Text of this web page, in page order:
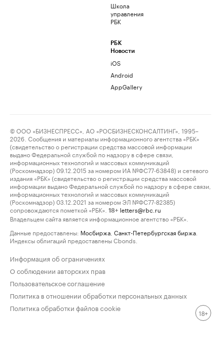
Школа
управления
РБК
РБК
Новости
iOS
Android
AppGallery
© ООО «БИЗНЕСПРЕСС», АО «РОСБИЗНЕСКОНСАЛТИНГ», 1995–
2026. Сообщения и материалы информационного агентства «РБК»
(свидетельство о регистрации средства массовой информации
выдано Федеральной службой по надзору в сфере связи,
информационных технологий и массовых коммуникаций
(Роскомнадзор) 09.12.2015 за номером ИА №ФС77-63848) и сетевого
издания «РБК» (свидетельство о регистрации средства массовой
информации выдано Федеральной службой по надзору в сфере связи,
информационных технологий и массовых коммуникаций
(Роскомнадзор) 03.12.2021 за номером ЭЛ №ФС77-82385)
сопровождаются пометкой «РБК».
18+ letters@rbc.ru
Владельцем сайта является информационное агентство «РБК».
Данные предоставлены: Мосбиржа Санкт-Петербургская биржа
Индексы облигаций предоставлены Cbonds.
Информация об ограничениях
О соблюдении авторских прав
Пользовательское соглашение
Политика в отношении обработки персональных данных
Политика обработки файлов cookie
18+